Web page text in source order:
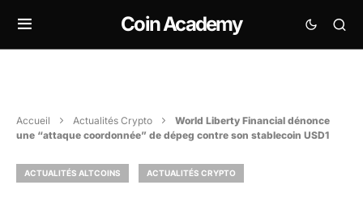
Coin Academy
Accueil Actualités Crypto
World Liberty Financial dénonce
une “attaque coordonnée” de dépeg contre son stablecoin USD1
ACTUALITÉS ALTCOINS ACTUALITÉS CRYPTO